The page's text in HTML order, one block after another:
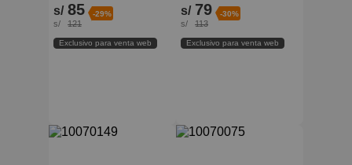
s/ 85 -29%
s/ 121
Exclusivo para venta web
s/ 79 -30%
s/ 113
Exclusivo para venta web